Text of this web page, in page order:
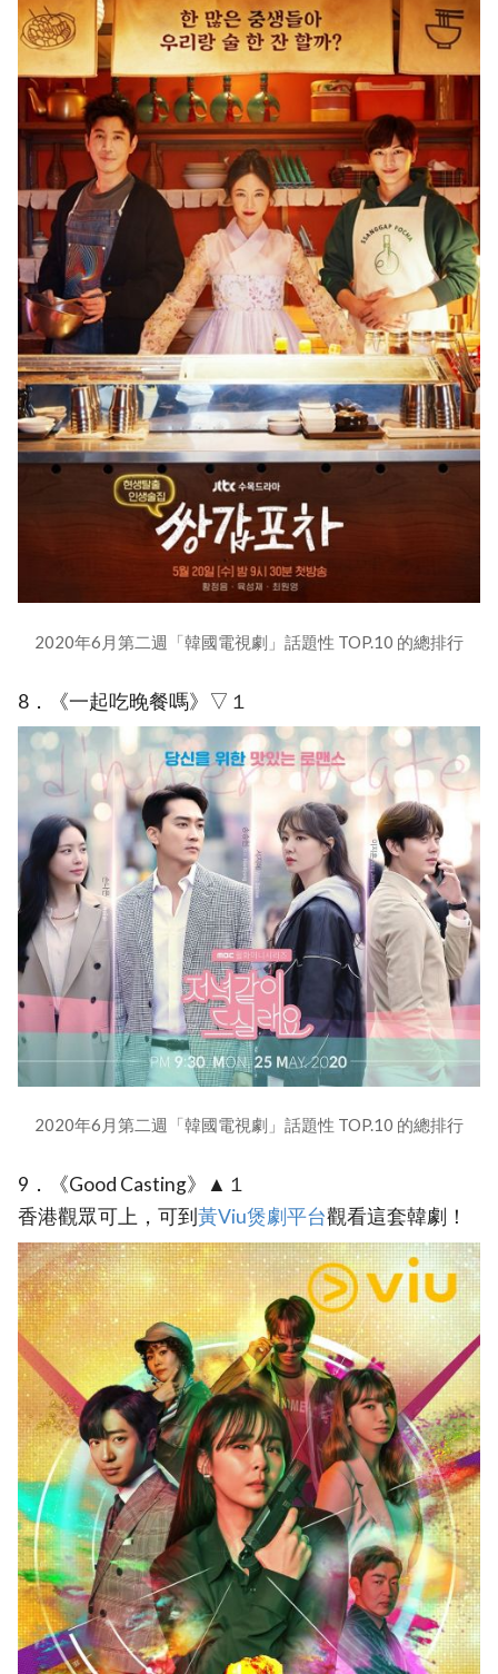
2020年6月第二週「韓國電視劇」話題性 TOP.10 的總排行
8．《一起吃晚餐嗎》▽１
2020年6月第二週「韓國電視劇」話題性 TOP.10 的總排行
9．《Good Casting》▲１
香港觀眾可上，可到 黃Viu煲劇平台觀看這套韓劇！